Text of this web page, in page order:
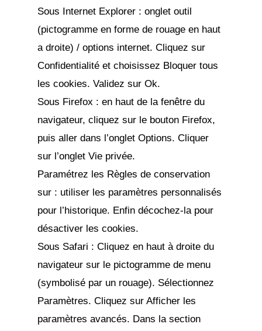
Sous Internet Explorer : onglet outil
(pictogramme en forme de rouage en haut
a droite) / options internet. Cliquez sur
Confidentialité et choisissez Bloquer tous
les cookies. Validez sur Ok.
Sous Firefox : en haut de la fenêtre du
navigateur, cliquez sur le bouton Firefox,
puis aller dans l’onglet Options. Cliquer
sur l’onglet Vie privée.
Paramétrez les Règles de conservation
sur : utiliser les paramètres personnalisés
pour l’historique. Enfin décochez-la pour
désactiver les cookies.
Sous Safari : Cliquez en haut à droite du
navigateur sur le pictogramme de menu
(symbolisé par un rouage). Sélectionnez
Paramètres. Cliquez sur Afficher les
paramètres avancés. Dans la section